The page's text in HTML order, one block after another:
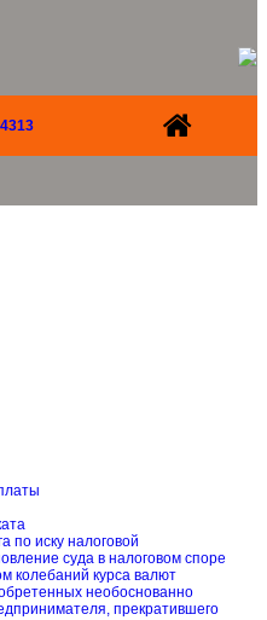
по иску налоговой
суда в налоговом споре
колебаний курса валют
необоснованно
прекратившего